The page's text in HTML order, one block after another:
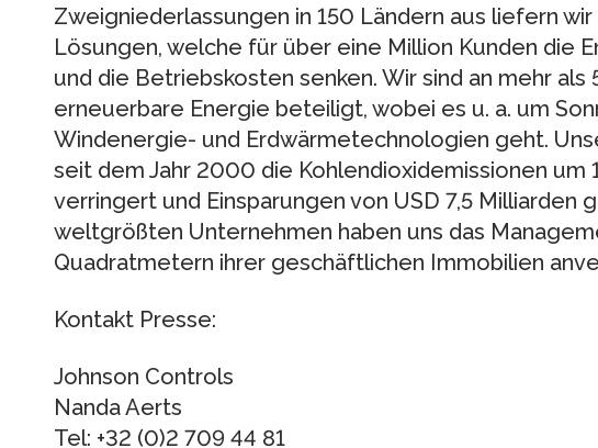
Zweigniederlassungen in 150 Ländern aus liefern
Lösungen, welche für über eine Million Kunden die
und die Betriebskosten senken. Wir sind an mehr
erneuerbare Energie beteiligt, wobei es u. a. um
Windenergie- und Erdwärmetechnologien geht.
seit dem Jahr 2000 die Kohlendioxidemissionen um
verringert und Einsparungen von USD 7,5 Milliarden
weltgrößten Unternehmen haben uns das
Quadratmetern ihrer geschäftlichen Immobilien
Kontakt Presse:
Johnson Controls
Nanda Aerts
Tel: +32 (0)2 709 44 81